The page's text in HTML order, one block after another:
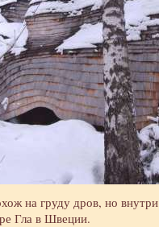
на груду дров, но
Гла в Швеции.